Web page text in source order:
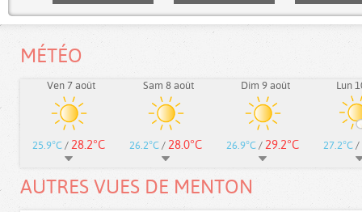
MÉTÉO
Ven 7 août
25.9°C / 28.2°C
Sam 8 août
26.2°C / 28.0°C
Dim 9 août
26.9°C / 29.2°C
Lun
27.2°C /
AUTRES VUES DE MENTON